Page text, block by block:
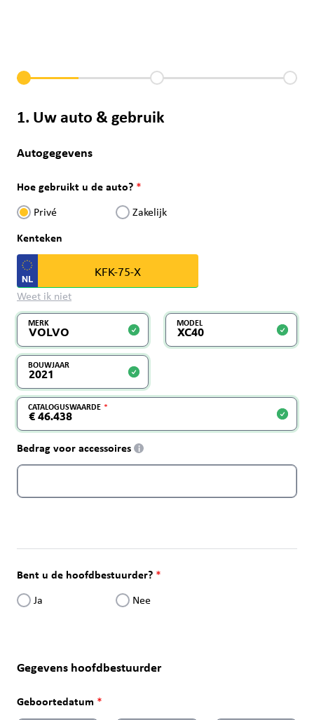
1. Uw auto & gebruik
Autogegevens
Hoe gebruikt u de auto?
Privé Zakelijk
Kenteken
Weet ik niet
MERK MODEL
BOUWJAAR
CATALOGUSWAARDE
Bedrag voor accessoires i
Bent u de hoofdbestuurder?
Ja Nee
Gegevens hoofdbestuurder
Geboortedatum